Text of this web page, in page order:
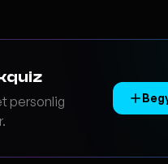
personlig